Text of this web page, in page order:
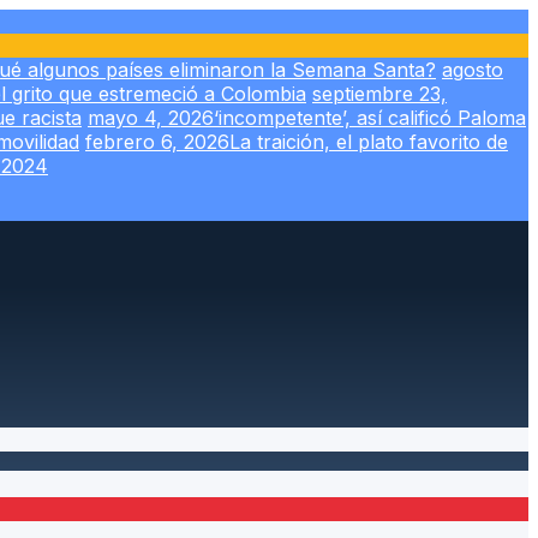
algunos países eliminaron la Semana Santa? agosto
grito que estremeció a Colombia septiembre 23,
racista mayo 4, 2026‘incompetente’, así calificó Paloma
febrero 6, 2026La traición, el plato favorito de